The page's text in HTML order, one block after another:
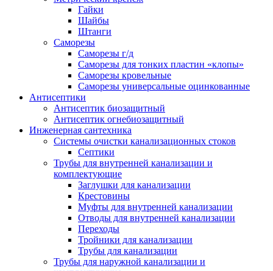
Гайки
Шайбы
Штанги
Саморезы
Саморезы г/д
Саморезы для тонких пластин «клопы»
Саморезы кровельные
Саморезы универсальные оцинкованные
Антисептики
Антисептик биозащитный
Антисептик огнебиозащитный
Инженерная сантехника
Системы очистки канализационных стоков
Септики
Трубы для внутренней канализации и
комплектующие
Заглушки для канализации
Крестовины
Муфты для внутренней канализации
Отводы для внутренней канализации
Переходы
Тройники для канализации
Трубы для канализации
Трубы для наружной канализации и